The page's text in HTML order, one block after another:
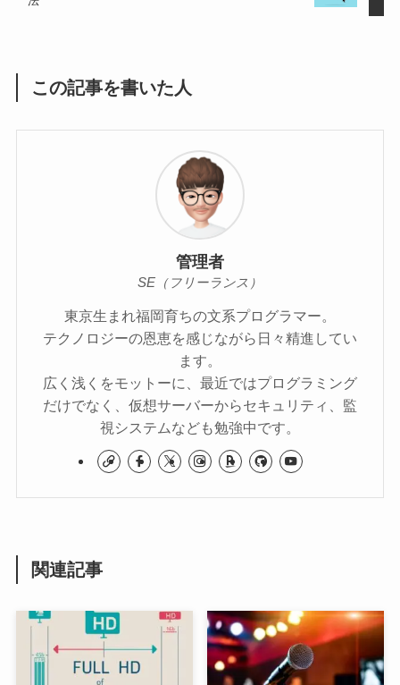
この記事を書いた人
管理者
SE（フリーランス）
東京生まれ福岡育ちの文系プログラマー。
テクノロジーの恩恵を感じながら日々精進してい
ます。
広く浅くをモットーに、最近ではプログラミング
だけでなく、仮想サーバーからセキュリティ、監
視システムなども勉強中です。
関連記事